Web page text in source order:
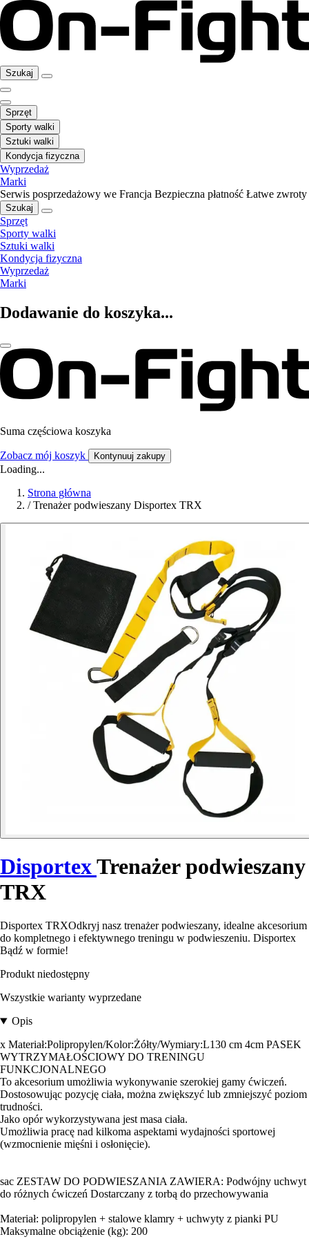
Szukaj
Sprzęt
Sporty walki
Sztuki walki
Kondycja fizyczna
Wyprzedaż
Marki
Serwis posprzedażowy we Francja Bezpieczna płatność Łatwe zwroty
Szukaj
Sprzęt
Sporty walki
Sztuki walki
Kondycja fizyczna
Wyprzedaż
Marki
Dodawanie do koszyka...
Suma częściowa koszyka
Zobacz mój koszyk Kontynuuj zakupy
Loading...
Strona główna
/ Trenażer podwieszany Disportex TRX
DisportexTrenażer podwieszany
TRX
Disportex TRXOdkryj nasz trenażer podwieszany, idealne akcesorium
do kompletnego i efektywnego treningu w podwieszeniu. Disportex
Bądź w formie!
Produkt niedostępny
Wszystkie warianty wyprzedane
Opis
x Materiał:Polipropylen/Kolor:Żółty/Wymiary:L130 cm 4cm PASEK
WYTRZYMAŁOŚCIOWY DO TRENINGU
FUNKCJONALNEGO
To akcesorium umożliwia wykonywanie szerokiej gamy ćwiczeń.
Dostosowując pozycję ciała, można zwiększyć lub zmniejszyć poziom
trudności.
Jako opór wykorzystywana jest masa ciała.
Umożliwia pracę nad kilkoma aspektami wydajności sportowej
(wzmocnienie mięśni i osłonięcie).
sac ZESTAW DO PODWIESZANIA ZAWIERA: Podwójny uchwyt
do różnych ćwiczeń Dostarczany z torbą do przechowywania
Materiał: polipropylen + stalowe klamry + uchwyty z pianki PU
Maksymalne obciążenie (kg): 200